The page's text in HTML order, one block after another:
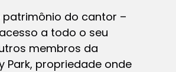
do cantor –
a todo o seu
membros da
Park, propriedade onde